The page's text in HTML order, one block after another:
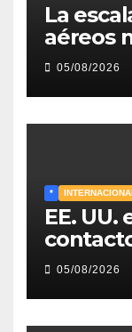
La
aéreos
sobre
en el
05/08/2026
*
EE.
la
reabrir
05/08/2026